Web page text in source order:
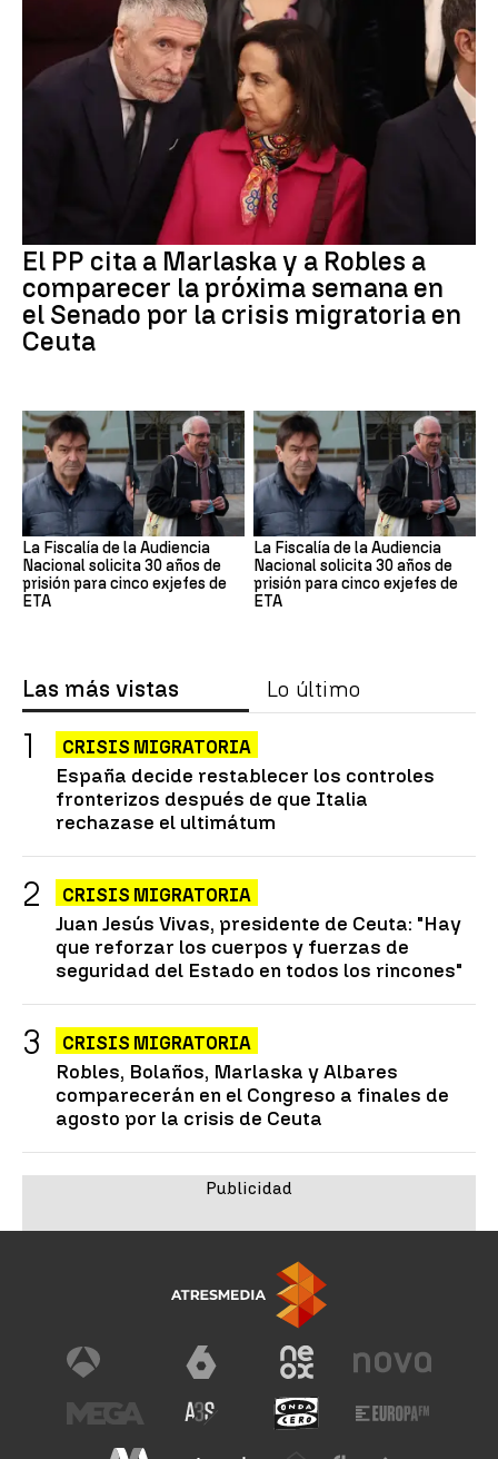
El PP cita a Marlaska y a Robles a
comparecer la próxima semana en
el Senado por la crisis migratoria en
Ceuta
La Fiscalía de la Audiencia
Nacional solicita 30 años de
prisión para cinco exjefes de
ETA
La Fiscalía de la Audiencia
Nacional solicita 30 años de
prisión para cinco exjefes de
ETA
Las más vistas Lo último
CRISIS MIGRATORIA
España decide restablecer los controles
fronterizos después de que Italia
rechazase el ultimátum
CRISIS MIGRATORIA
Juan Jesús Vivas, presidente de Ceuta: "Hay
que reforzar los cuerpos y fuerzas de
seguridad del Estado en todos los rincones"
CRISIS MIGRATORIA
Robles, Bolaños, Marlaska y Albares
comparecerán en el Congreso a finales de
agosto por la crisis de Ceuta